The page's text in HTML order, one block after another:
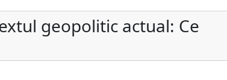
geopolitic actual: Ce